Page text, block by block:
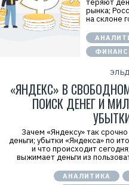
теряют
рынка;
на склоне
«ЯНДЕКС» В
ПОИСК ДЕНЕГ И
Зачем «Яндексу» так
деньги; убытки «Яндекса» по
и что происходит
выжимает деньги из
АНАЛИТИКА